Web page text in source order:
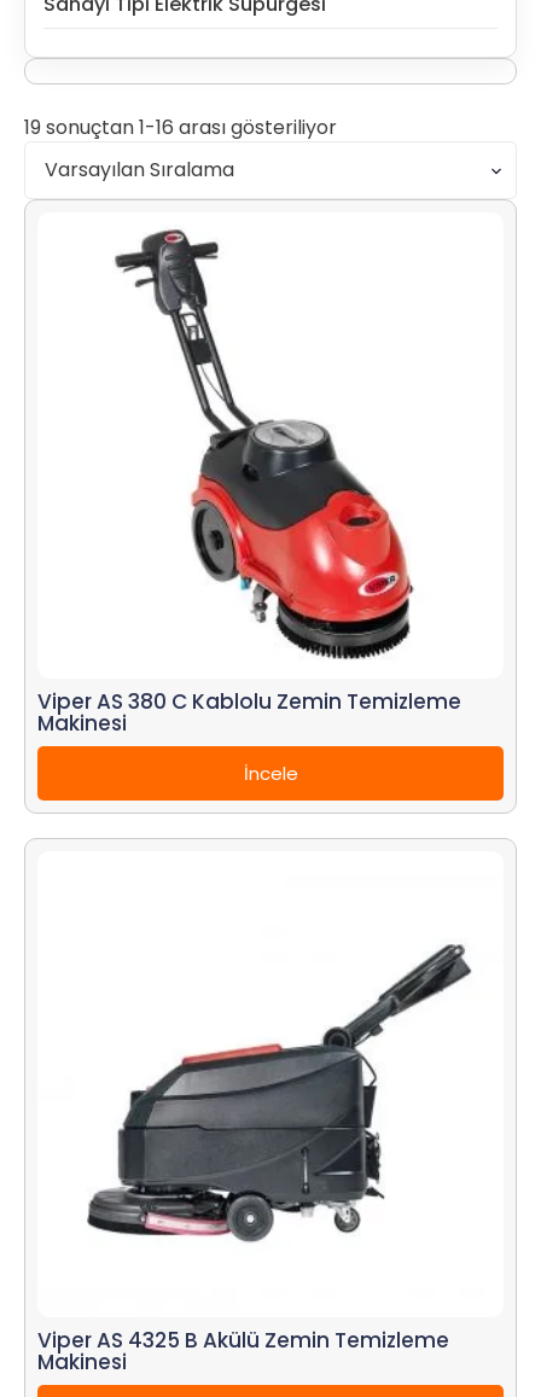
19 sonuçtan 1-16 arası gösteriliyor
Viper AS 380 C Kablolu Zemin Temizleme
Makinesi
İncele
Viper AS 4325 B Akülü Zemin Temizleme
Makinesi